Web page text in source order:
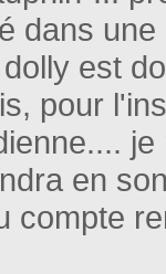
dans
est
pour
en
compte